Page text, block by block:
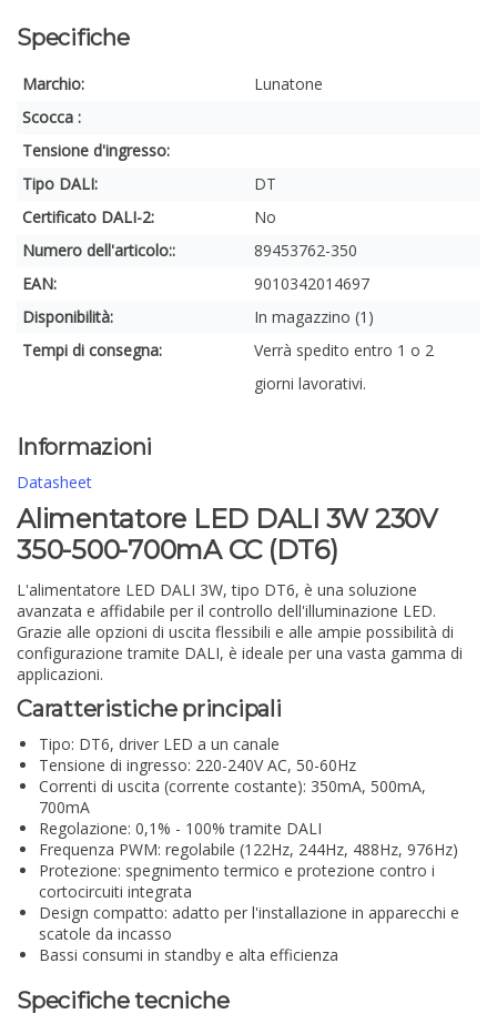
Specifiche
Marchio:
Lunatone
Scocca :
Tensione d'ingresso:
Tipo DALI:
DT
Certificato DALI-2:
No
Numero dell'articolo::
89453762-350
EAN:
9010342014697
Disponibilità:
In magazzino (1)
Tempi di consegna:
Verrà spedito entro 1 o 2
giorni lavorativi.
Informazioni
Datasheet
Alimentatore LED DALI 3W 230V
350-500-700mA CC (DT6)
L'alimentatore LED DALI 3W, tipo DT6, è una soluzione
avanzata e affidabile per il controllo dell'illuminazione LED.
Grazie alle opzioni di uscita flessibili e alle ampie possibilità di
configurazione tramite DALI, è ideale per una vasta gamma di
applicazioni.
Caratteristiche principali
Tipo: DT6, driver LED a un canale
Tensione di ingresso: 220-240V AC, 50-60Hz
Correnti di uscita (corrente costante): 350mA, 500mA,
700mA
Regolazione: 0,1% - 100% tramite DALI
Frequenza PWM: regolabile (122Hz, 244Hz, 488Hz, 976Hz)
Protezione: spegnimento termico e protezione contro i
cortocircuiti integrata
Design compatto: adatto per l'installazione in apparecchi e
scatole da incasso
Bassi consumi in standby e alta efficienza
Specifiche tecniche